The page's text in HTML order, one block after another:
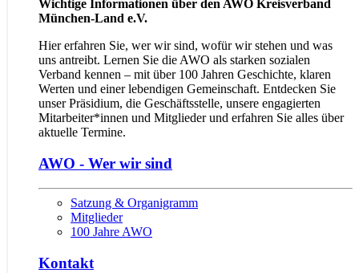
Wichtige Informationen über den AWO Kreisverband
München-Land e.V.
Hier erfahren Sie, wer wir sind, wofür wir stehen und was
uns antreibt. Lernen Sie die AWO als starken sozia­len
Verband kennen – mit über 100 Jahren Geschichte, klaren
Werten und einer lebendigen Ge­mein­schaft. Entdecken Sie
unser Präsidium, die Geschäftsstelle, unsere engagierten
Mitarbeiter*innen und Mitglieder und erfahren Sie alles über
aktuelle Termine.
AWO - Wer wir sind
Satzung & Organigramm
Mitglieder
100 Jahre AWO
Kontakt